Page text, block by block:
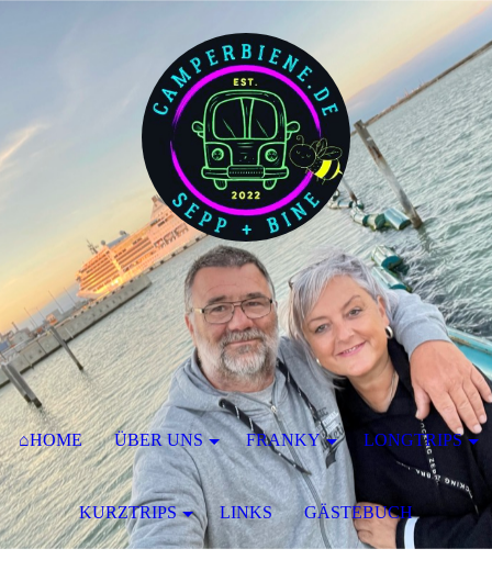
⌂HOME ÜBER UNS FRANKY LONGTRIPS
KURZTRIPS LINKS GÄSTEBUCH